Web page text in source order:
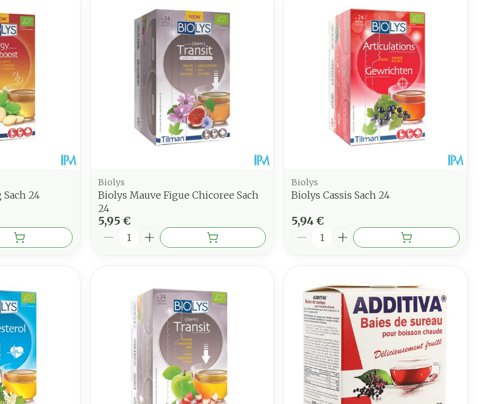
minimales et maximales du prix.
24
Biolys
Biolys Mauve Figue Chicoree Sach
24
5,95 €
Quantité
Biolys
Biolys Cassis Sach 24
5,94 €
Quantité